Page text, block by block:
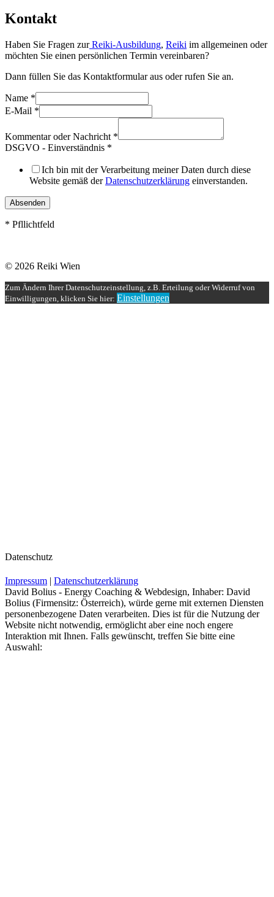
Kontakt
Haben Sie Fragen zurReiki-Ausbildung, Reiki im allgemeinen oder
möchten Sie einen persönlichen Termin vereinbaren?
Dann füllen Sie das Kontaktformular aus oder rufen Sie an.
Name *
E-Mail *
Kommentar oder Nachricht *
DSGVO - Einverständnis *
Ich bin mit der Verarbeitung meiner Daten durch diese
Website gemäß derDatenschutzerklärung einverstanden.
Absenden
* Pfllichtfeld
© 2026 Reiki Wien
Zum Ändern Ihrer Datenschutzeinstellung, z.B. Erteilung oder Widerruf von
Einwilligungen, klicken Sie hier: Einstellungen
Datenschutz
Impressum | Datenschutzerklärung
David Bolius - Energy Coaching & Webdesign, Inhaber: David
Bolius (Firmensitz: Österreich), würde gerne mit externen Diensten
personenbezogene Daten verarbeiten. Dies ist für die Nutzung der
Website nicht notwendig, ermöglicht aber eine noch engere
Interaktion mit Ihnen. Falls gewünscht, treffen Sie bitte eine
Auswahl: